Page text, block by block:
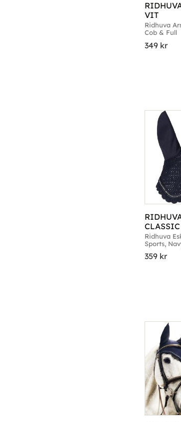
VIT
Ridhuva
Cob & Full
349 kr
CLASSIC
NAVY
Ridhuva
Sports,
359 kr